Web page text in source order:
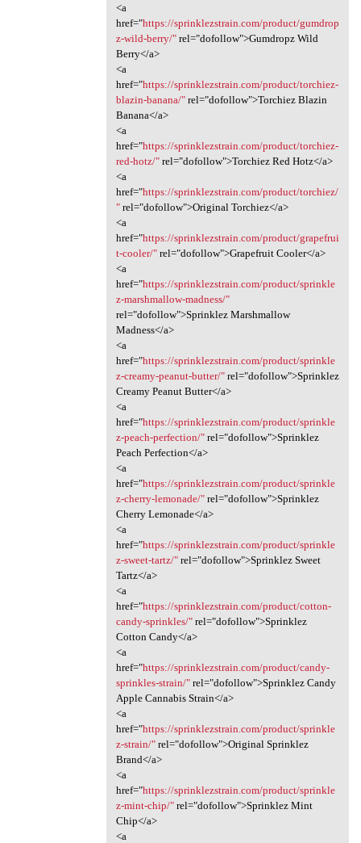
<a
href="https://sprinklezstrain.com/product/gumdrop
z-wild-berry/"rel="dofollow">Gumdropz Wild
Berry</a>
<a
href="https://sprinklezstrain.com/product/torchiez-
blazin-banana/"rel="dofollow">Torchiez Blazin
Banana</a>
<a
href="https://sprinklezstrain.com/product/torchiez-
red-hotz/"rel="dofollow">Torchiez Red Hotz</a>
<a
href="https://sprinklezstrain.com/product/torchiez/
"rel="dofollow">Original Torchiez</a>
<a
href="https://sprinklezstrain.com/product/grapefrui
t-cooler/"rel="dofollow">Grapefruit Cooler</a>
<a
href="https://sprinklezstrain.com/product/sprinkle
z-marshmallow-madness/"
rel="dofollow">Sprinklez Marshmallow
Madness</a>
<a
href="https://sprinklezstrain.com/product/sprinkle
z-creamy-peanut-butter/"rel="dofollow">Sprinklez
Creamy Peanut Butter</a>
<a
href="https://sprinklezstrain.com/product/sprinkle
z-peach-perfection/"rel="dofollow">Sprinklez
Peach Perfection</a>
<a
href="https://sprinklezstrain.com/product/sprinkle
z-cherry-lemonade/"rel="dofollow">Sprinklez
Cherry Lemonade</a>
<a
href="https://sprinklezstrain.com/product/sprinkle
z-sweet-tartz/"rel="dofollow">Sprinklez Sweet
Tartz</a>
<a
href="https://sprinklezstrain.com/product/cotton-
candy-sprinkles/"rel="dofollow">Sprinklez
Cotton Candy</a>
<a
href="https://sprinklezstrain.com/product/candy-
sprinkles-strain/"rel="dofollow">Sprinklez Candy
Apple Cannabis Strain</a>
<a
href="https://sprinklezstrain.com/product/sprinkle
z-strain/"rel="dofollow">Original Sprinklez
Brand</a>
<a
href="https://sprinklezstrain.com/product/sprinkle
z-mint-chip/"rel="dofollow">Sprinklez Mint
Chip</a>
<a